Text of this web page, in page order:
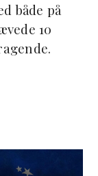
både på
10